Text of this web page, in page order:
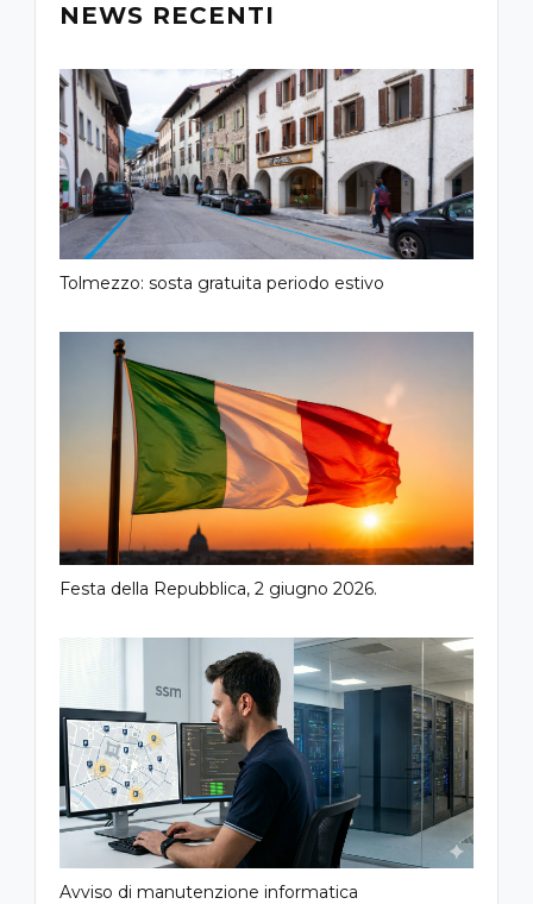
NEWS RECENTI
Tolmezzo: sosta gratuita periodo estivo
Festa della Repubblica, 2 giugno 2026.
Avviso di manutenzione informatica